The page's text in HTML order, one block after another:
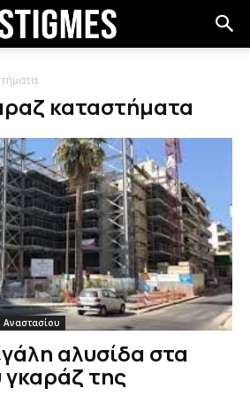
καταστήματα
Αναστασίου
αλυσίδα στα
γκαράζ της